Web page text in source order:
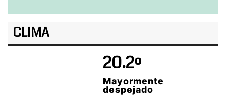
CLIMA
20.2º
Mayormente
despejado